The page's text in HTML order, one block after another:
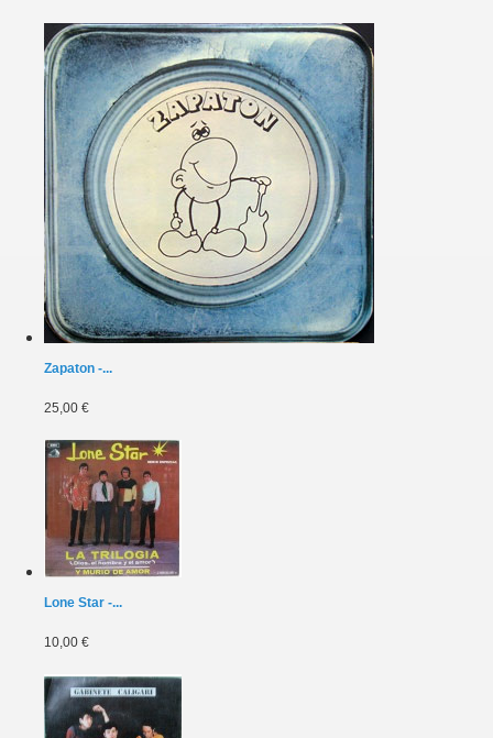
Zapaton -...
25,00 €
Lone Star -...
10,00 €